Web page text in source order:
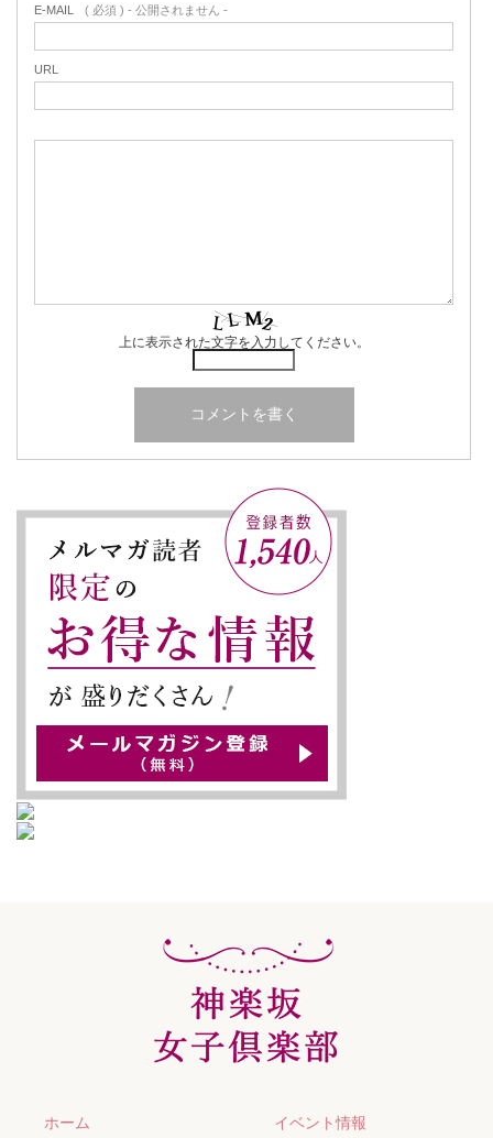
E-MAIL ( 必須 ) - 公開されません -
URL
上に表示された文字を入力してください。
ホーム イベント情報